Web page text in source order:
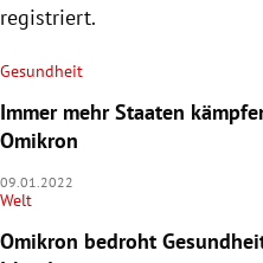
registriert.
Gesundheit
Immer mehr Staaten
Omikron
09.01.2022
Welt
Omikron bedroht